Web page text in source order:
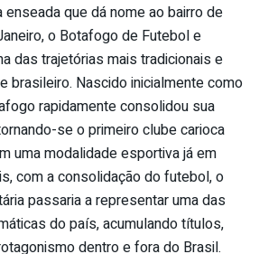
enseada que dá nome ao bairro de
o Botafogo de Futebol e
das trajetórias mais tradicionais e
brasileiro. Nascido inicialmente como
rapidamente consolidou sua
se o primeiro clube carioca
uma modalidade esportiva já em
com a consolidação do futebol, o
passaria a representar uma das
do país, acumulando títulos,
dentro e fora do Brasil.